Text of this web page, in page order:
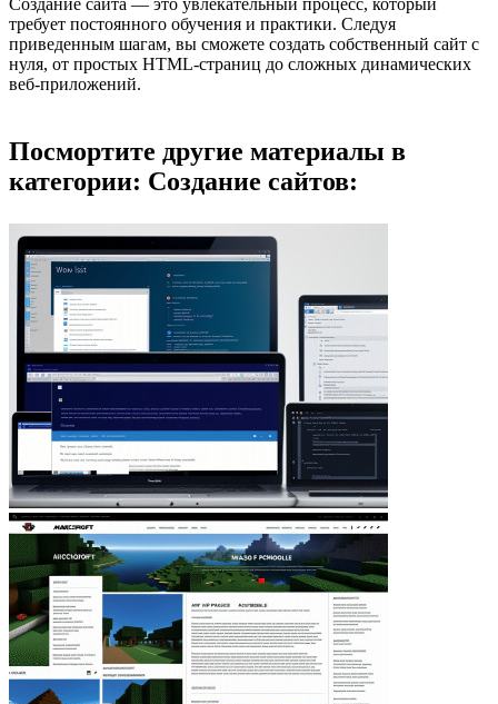
требует постоянного обучения и практики. Следуя
приведенным шагам, вы сможете создать собственный сайт с
нуля, от простых HTML-страниц до сложных динамических
веб-приложений.
Посмортите другие материалы в
категории: Создание сайтов: